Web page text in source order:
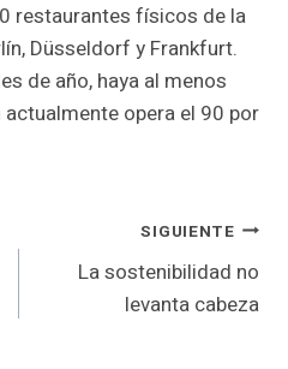
restaurantes físicos de la
Düsseldorf y Frankfurt.
de año, haya al menos
opera el 90 por
SIGUIENTE
La sostenibilidad no
levanta cabeza